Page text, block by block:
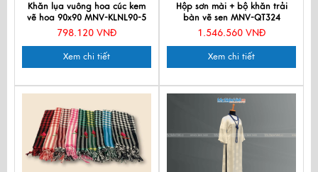
Khăn lụa vuông hoa cúc kem
vẽ hoa 90x90 MNV-KLNL90-5
798.120 VNĐ
Xem chi tiết
Hộp sơn mài + bộ khăn trải
bàn vẽ sen MNV-QT324
1.546.560 VNĐ
Xem chi tiết